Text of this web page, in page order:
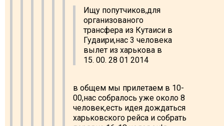
Ищу попутчиков,для
организованого
трансфера из Кутаиси в
Гудаири,нас 3 человека
вылет из харькова в
15. 00. 28 01 2014
в общем мы прилетаем в 10-
00,нас собралось уже около 8
человек,есть идея дождаться
харьковского рейса и собрать